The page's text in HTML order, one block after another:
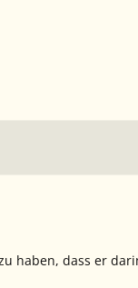
haben, dass er